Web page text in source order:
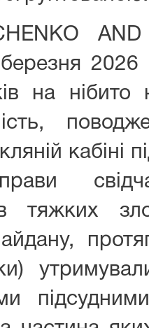
на
кабіні
тяжких